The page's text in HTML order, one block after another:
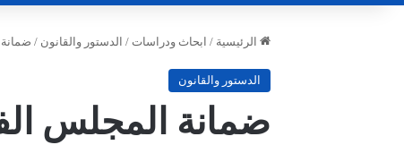
الرئيسية / ابحاث ودراسات / الدستور والقانون / ضمانة
الدستور والقانون
ضمانة المجلس